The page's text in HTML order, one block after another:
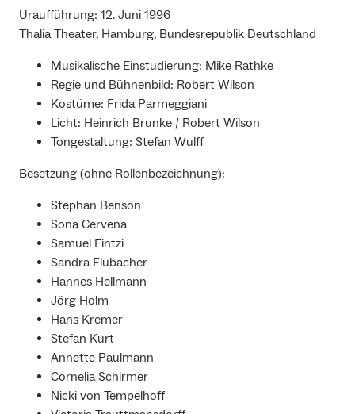
Uraufführung: 12. Juni 1996
Thalia Theater, Hamburg, Bundesrepublik Deutschland
Musikalische Einstudierung: Mike Rathke
Regie und Bühnenbild: Robert Wilson
Kostüme: Frida Parmeggiani
Licht: Heinrich Brunke / Robert Wilson
Tongestaltung: Stefan Wulff
Besetzung (ohne Rollenbezeichnung):
Stephan Benson
Sona Cervena
Samuel Fintzi
Sandra Flubacher
Hannes Hellmann
Jörg Holm
Hans Kremer
Stefan Kurt
Annette Paulmann
Cornelia Schirmer
Nicki von Tempelhoff